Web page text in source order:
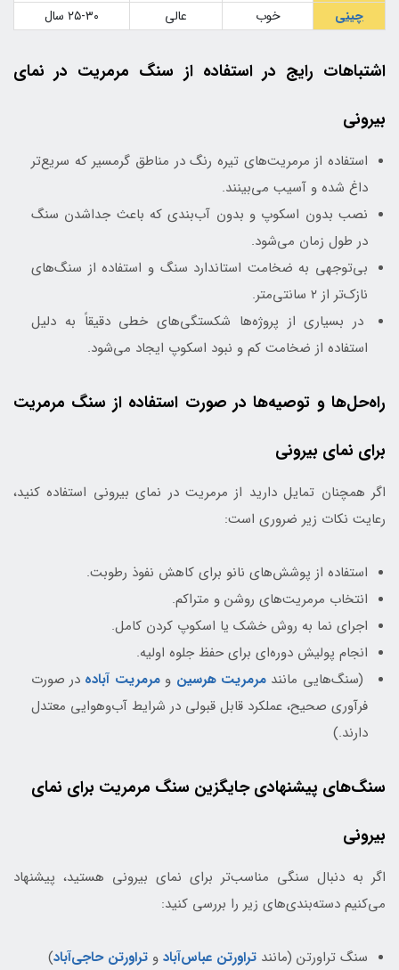
چینی
خوب عالی ۲۵-۳۰ سال
اشتباهات رایج در استفاده از سنگ مرمریت در نمای
بیرونی
استفاده از مرمریت‌های تیره رنگ در مناطق گرمسیر که سریع‌تر
داغ شده و آسیب می‌بینند.
نصب بدون اسکوپ و بدون آب‌بندی که باعث جداشدن سنگ
در طول زمان می‌شود.
بی‌توجهی به ضخامت استاندارد سنگ و استفاده از سنگ‌های
نازک‌تر از ۲ سانتی‌متر.
در بسیاری از پروژه‌ها شکستگی‌های خطی دقیقاً به دلیل
استفاده از ضخامت کم و نبود اسکوپ ایجاد می‌شود.
راه‌حل‌ها و توصیه‌ها در صورت استفاده از سنگ مرمریت
برای نمای بیرونی
اگر همچنان تمایل دارید از مرمریت در نمای بیرونی استفاده کنید،
رعایت نکات زیر ضروری است:
استفاده از پوشش‌های نانو برای کاهش نفوذ رطوبت.
انتخاب مرمریت‌های روشن و متراکم.
اجرای نما به روش خشک یا اسکوپ کردن کامل.
انجام پولیش دوره‌ای برای حفظ جلوه اولیه.
(سنگ‌هایی مانندمرمریت هرسین ومرمریت آباده در صورت
فرآوری صحیح، عملکرد قابل قبولی در شرایط آب‌وهوایی معتدل
دارند.)
سنگ‌های پیشنهادی جایگزین سنگ مرمریت برای نمای
بیرونی
اگر به دنبال سنگی مناسب‌تر برای نمای بیرونی هستید، پیشنهاد
می‌کنیم دسته‌بندی‌های زیر را بررسی کنید:
سنگ تراورتن (مانند تراورتن عباس‌آباد و تراورتن حاجی‌آباد)